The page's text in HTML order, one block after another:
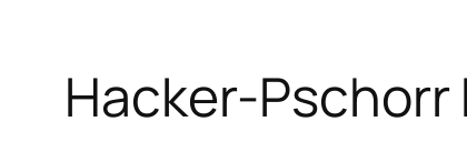
Hacker-Pschorr